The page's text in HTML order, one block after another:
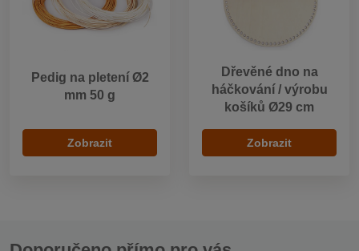
Pedig na pletení Ø2
mm 50 g
Zobrazit
Dřevěné dno na
háčkování / výrobu
košíků Ø29 cm
Zobrazit